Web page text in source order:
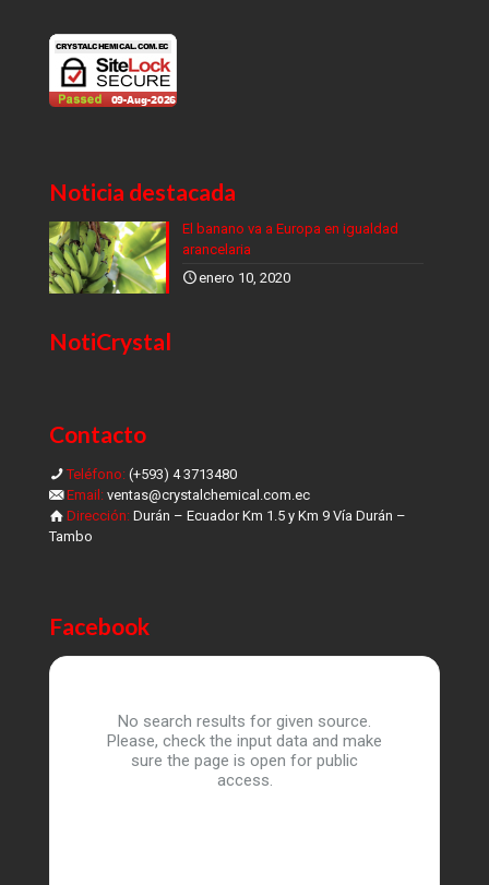
Noticia destacada
El banano va a Europa en igualdad
arancelaria
enero 10, 2020
NotiCrystal
Contacto
Teléfono: (+593) 4 3713480
Email: ventas@crystalchemical.com.ec
Dirección: Durán – Ecuador Km 1.5 y Km 9 Vía Durán –
Tambo
Facebook
No search results for given source.
Please, check the input data and make
sure the page is open for public
access.